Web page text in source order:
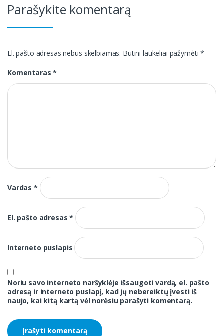
Parašykite komentarą
El. pašto adresas nebus skelbiamas. Būtini laukeliai pažymėti*
Komentaras*
Vardas*
El. pašto adresas*
Interneto puslapis
Noriu savo interneto naršyklėje išsaugoti vardą, el. pašto
adresą ir interneto puslapį, kad jų nebereiktų įvesti iš
naujo, kai kitą kartą vėl norėsiu parašyti komentarą.